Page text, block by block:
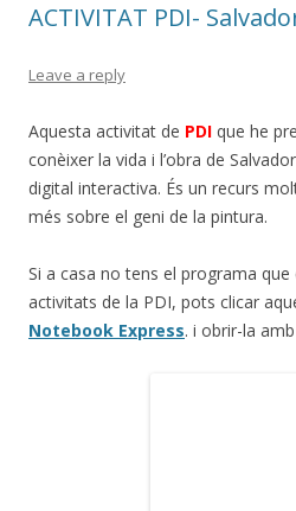
ACTIVITAT PDI-
Leave a reply
Aquesta activitat de PDI que he
conèixer la vida i l’obra de
digital interactiva. És un recurs
més sobre el geni de la pintura.
Si a casa no tens el programa
activitats de la PDI, pots clicar
Notebook Express. i obrir-la